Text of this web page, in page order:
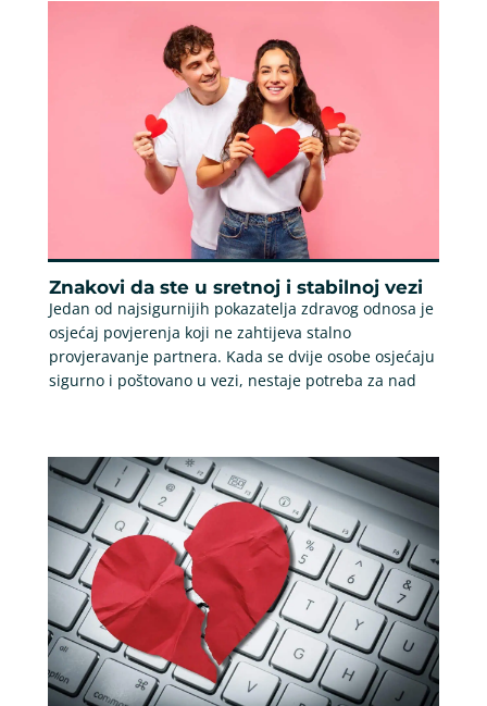
Znakovi da ste u sretnoj i stabilnoj vezi
Jedan od najsigurnijih pokazatelja zdravog odnosa je
osjećaj povjerenja koji ne zahtijeva stalno
provjeravanje partnera. Kada se dvije osobe osjećaju
sigurno i poštovano u vezi, nestaje potreba za nad